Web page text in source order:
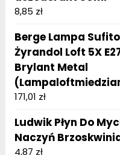
8,85 zł
Berge Lampa
Żyrandol Loft 5X
Brylant Metal
171,01 zł
Ludwik Płyn Do
Naczyń
4,87 zł